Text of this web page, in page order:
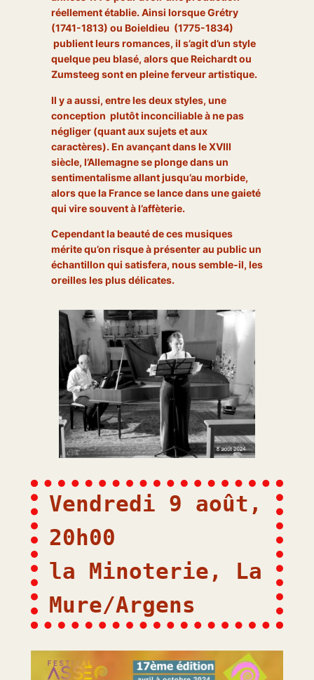
réellement établie. Ainsi lorsque Grétry
(1741-1813) ou Boieldieu (1775-1834)
publient leurs romances, il s’agit d’un style
quelque peu blasé, alors que Reichardt ou
Zumsteeg sont en pleine ferveur artistique.
Il y a aussi, entre les deux styles, une
conception plutôt inconciliable à ne pas
négliger (quant aux sujets et aux
caractères). En avançant dans le XVIII
siècle, l’Allemagne se plonge dans un
sentimentalisme allant jusqu’au morbide,
alors que la France se lance dans une gaieté
qui vire souvent à l’affèterie.
Cependant la beauté de ces musiques
mérite qu’on risque à présenter au public un
échantillon qui satisfera, nous semble-il, les
oreilles les plus délicates.
Vendredi 9 août,
20h00
la Minoterie, La
Mure/Argens